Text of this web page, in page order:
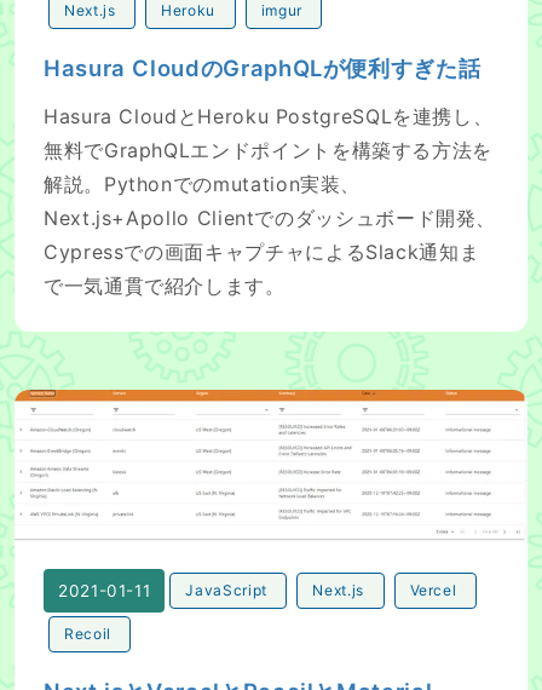
Next.js Heroku imgur
Hasura CloudのGraphQLが便利すぎた話
Hasura CloudとHeroku PostgreSQLを連携し、
無料でGraphQLエンドポイントを構築する方法を
解説。Pythonでのmutation実装、
Next.js+Apollo Clientでのダッシュボード開発、
Cypressでの画面キャプチャによるSlack通知ま
で一気通貫で紹介します。
Next.jsとVercelとRecoilとMaterial Tableを使ってAWS
2021-01-11 JavaScript Next.js Vercel
Recoil